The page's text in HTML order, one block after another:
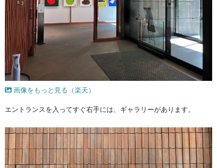
画像をもっと見る（楽天）
エントランスを入ってすぐ右手には、ギャラリーがあります。